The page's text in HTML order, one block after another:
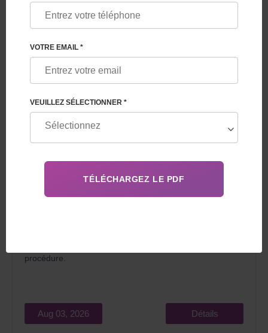
procédure.
Aug 03, 2026 Détails
VOTRE EMAIL *
VEUILLEZ SÉLECTIONNER *